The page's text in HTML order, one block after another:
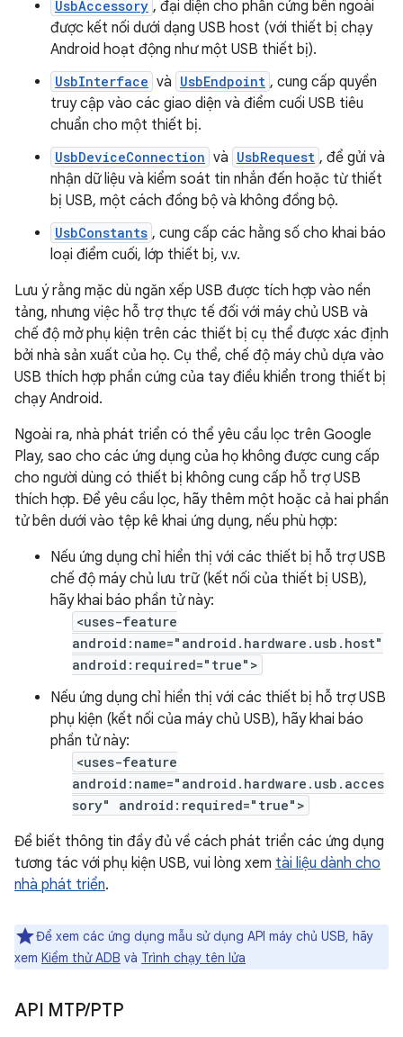
UsbAccessory , đại diện cho phần cứng bên ngoài
được kết nối dưới dạng USB host (với thiết bị chạy
Android hoạt động như một USB thiết bị).
UsbInterface và UsbEndpoint , cung cấp quyền
truy cập vào các giao diện và điểm cuối USB tiêu
chuẩn cho một thiết bị.
UsbDeviceConnection và UsbRequest , để gửi và
nhận dữ liệu và kiểm soát tin nhắn đến hoặc từ thiết
bị USB, một cách đồng bộ và không đồng bộ.
UsbConstants , cung cấp các hằng số cho khai báo
loại điểm cuối, lớp thiết bị, v.v.
Lưu ý rằng mặc dù ngăn xếp USB được tích hợp vào nền
tảng, nhưng việc hỗ trợ thực tế đối với máy chủ USB và
chế độ mở phụ kiện trên các thiết bị cụ thể được xác định
bởi nhà sản xuất của họ. Cụ thể, chế độ máy chủ dựa vào
USB thích hợp phần cứng của tay điều khiển trong thiết bị
chạy Android.
Ngoài ra, nhà phát triển có thể yêu cầu lọc trên Google
Play, sao cho các ứng dụng của họ không được cung cấp
cho người dùng có thiết bị không cung cấp hỗ trợ USB
thích hợp. Để yêu cầu lọc, hãy thêm một hoặc cả hai phần
tử bên dưới vào tệp kê khai ứng dụng, nếu phù hợp:
Nếu ứng dụng chỉ hiển thị với các thiết bị hỗ trợ USB
chế độ máy chủ lưu trữ (kết nối của thiết bị USB),
hãy khai báo phần tử này:
<uses-feature
android:name="android.hardware.usb.host"
android:required="true">
Nếu ứng dụng chỉ hiển thị với các thiết bị hỗ trợ USB
phụ kiện (kết nối của máy chủ USB), hãy khai báo
phần tử này:
<uses-feature
android:name="android.hardware.usb.acces
sory" android:required="true">
Để biết thông tin đầy đủ về cách phát triển các ứng dụng
tương tác với phụ kiện USB, vui lòng xem tài liệu dành cho
nhà phát triển.
Để xem các ứng dụng mẫu sử dụng API máy chủ USB, hãy
xem Kiểm thử ADB và Trình chạy tên lửa
API MTP/PTP